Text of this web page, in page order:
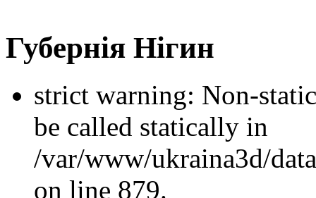
Губернія Нігин
strict warning: Non-
be called statically in
/var/www/ukraina3d/
on line 879.